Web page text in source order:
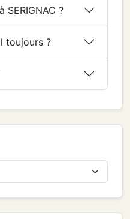
SERIGNAC ?
toujours ?